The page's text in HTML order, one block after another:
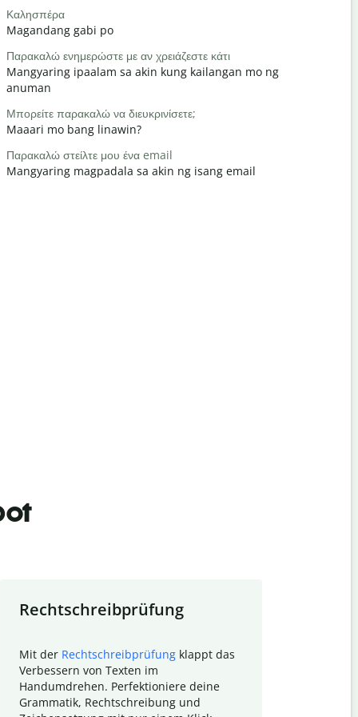
Καλησπέρα
Magandang gabi po
Παρακαλώ ενημερώστε με αν χρειάζεστε κάτι
Mangyaring ipaalam sa akin kung kailangan mo ng
anuman
Μπορείτε παρακαλώ να διευκρινίσετε;
Maaari mo bang linawin?
Παρακαλώ στείλτε μου ένα email
Mangyaring magpadala sa akin ng isang email
Rechtschreibprüfung
Mit der Rechtschreibprüfung klappt das
Verbessern von Texten im
Handumdrehen. Perfektioniere deine
Grammatik, Rechtschreibung und